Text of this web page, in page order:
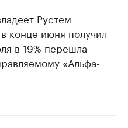
Рустем
конце июня получил
в 19% перешла
«Альфа-